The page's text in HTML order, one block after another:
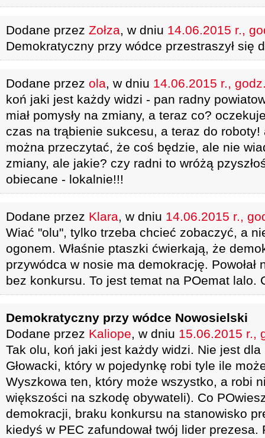
Dodane przez Zołza, w dniu 14.06.2015 r.,
Demokratyczny przy wódce przestraszył się
Dodane przez ola, w dniu 14.06.2015 r.,
koń jaki jest każdy widzi - pan radny
miał pomysły na zmiany, a teraz co?
czas na trąbienie sukcesu, a teraz do
można przeczytać, że coś będzie, ale nie
zmiany, ale jakie? czy radni to wróżą
obiecane - lokalnie!!!
Dodane przez Klara, w dniu 14.06.2015 r.,
Wiać "olu", tylko trzeba chcieć zobaczyć, a
ogonem. Właśnie ptaszki ćwierkają, że
przywódca w nosie ma demokrację. Powołał
bez konkursu. To jest temat na POemat lalo.
Demokratyczny przy wódce Nowosielski
Dodane przez Kaliope, w dniu 15.06.2015 r.,
Tak olu, koń jaki jest każdy widzi. Nie jest
Głowacki, który w pojedynkę robi tyle ile
Wyszkowa ten, który może wszystko, a robi
większości na szkodę obywateli). Co
demokracji, braku konkursu na stanowisko
kiedyś w PEC zafundował twój lider prezesa.